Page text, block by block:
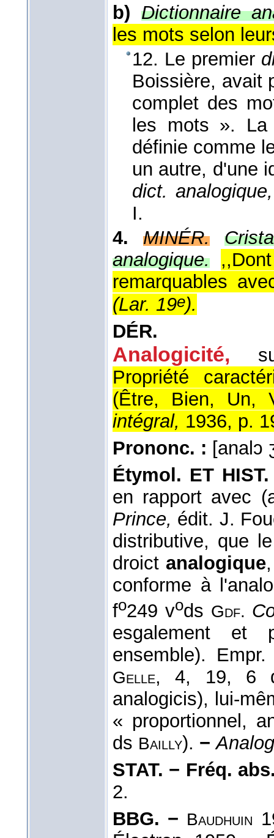
b) Dictionnaire
les mots selon
12. Le premier
Boissière, avait
complet des
les mots ». La
définie comme
un autre, d'une
dict. analogique,
I.
4.
MINÉR.
analogique.
remarquables
(Lar. 19e).
DÉR.
Analogicité,
Propriété
(Être, Bien, Un,
intégral, 1936, p.
Prononc. : [analɔ
Étymol. ET
en rapport avec
Prince, édit. J.
distributive, que
droict analogique
conforme à
fo249 vods Gdf.
esgalement
ensemble).
Gelle, 4, 19, 6
analogicis), lui-
« proportionnel,
ds Bailly). −
STAT. − Fréq.
2.
BBG. − Baudhuin